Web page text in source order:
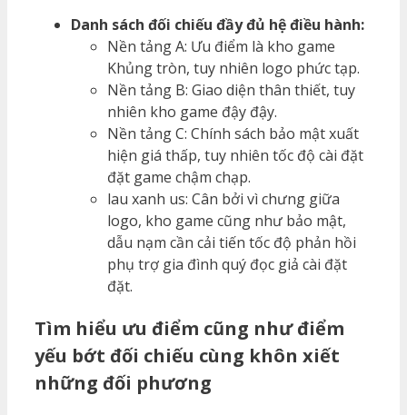
Danh sách đối chiếu đầy đủ hệ điều hành:
Nền tảng A: Ưu điểm là kho game
Khủng tròn, tuy nhiên logo phức tạp.
Nền tảng B: Giao diện thân thiết, tuy
nhiên kho game đậy đậy.
Nền tảng C: Chính sách bảo mật xuất
hiện giá thấp, tuy nhiên tốc độ cài đặt
đặt game chậm chạp.
lau xanh us: Cân bởi vì chưng giữa
logo, kho game cũng như bảo mật,
dẫu nạm cần cải tiến tốc độ phản hồi
phụ trợ gia đình quý đọc giả cài đặt
đặt.
Tìm hiểu ưu điểm cũng như điểm
yếu bớt đối chiếu cùng khôn xiết
những đối phương